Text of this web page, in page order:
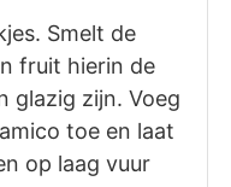
Smelt de
fruit hierin de
glazig zijn. Voeg
toe en laat
op laag vuur